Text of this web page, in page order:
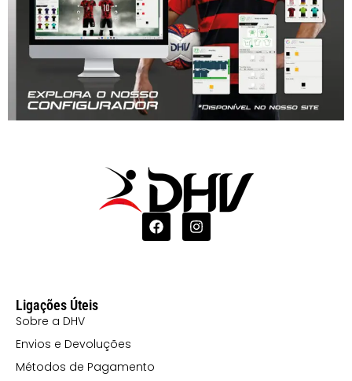
Ligações Úteis
Sobre a DHV
Envios e Devoluções
Métodos de Pagamento